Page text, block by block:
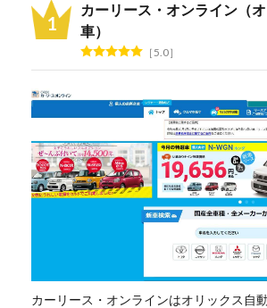
カーリース・オンライン（
車）
5.0
カーリース・オンラインはオリックス自